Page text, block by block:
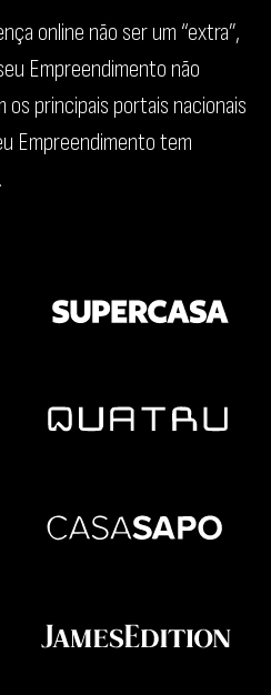
online não ser um “extra”,
Empreendimento não
os principais portais nacionais
Empreendimento tem